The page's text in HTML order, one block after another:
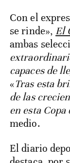
Con el
se rinde», El
ambas
capaces de
«Tras esta
de las
en esta
medio.
El diario